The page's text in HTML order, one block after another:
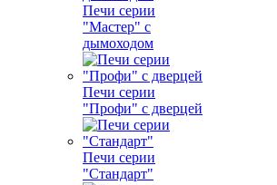
Печи серии
"Мастер" с
дымоходом
Печи серии
"Профи" с дверцей
Печи серии
"Стандарт"